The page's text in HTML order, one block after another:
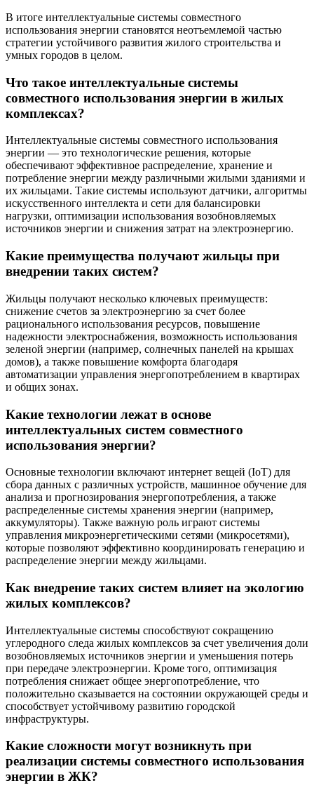
В итоге интеллектуальные системы совместного
использования энергии становятся неотъемлемой частью
стратегии устойчивого развития жилого строительства и
умных городов в целом.
Что такое интеллектуальные системы
совместного использования энергии в жилых
комплексах?
Интеллектуальные системы совместного использования
энергии — это технологические решения, которые
обеспечивают эффективное распределение, хранение и
потребление энергии между различными жилыми зданиями и
их жильцами. Такие системы используют датчики, алгоритмы
искусственного интеллекта и сети для балансировки
нагрузки, оптимизации использования возобновляемых
источников энергии и снижения затрат на электроэнергию.
Какие преимущества получают жильцы при
внедрении таких систем?
Жильцы получают несколько ключевых преимуществ:
снижение счетов за электроэнергию за счет более
рационального использования ресурсов, повышение
надежности электроснабжения, возможность использования
зеленой энергии (например, солнечных панелей на крышах
домов), а также повышение комфорта благодаря
автоматизации управления энергопотреблением в квартирах
и общих зонах.
Какие технологии лежат в основе
интеллектуальных систем совместного
использования энергии?
Основные технологии включают интернет вещей (IoT) для
сбора данных с различных устройств, машинное обучение для
анализа и прогнозирования энергопотребления, а также
распределенные системы хранения энергии (например,
аккумуляторы). Также важную роль играют системы
управления микроэнергетическими сетями (микросетями),
которые позволяют эффективно координировать генерацию и
распределение энергии между жильцами.
Как внедрение таких систем влияет на экологию
жилых комплексов?
Интеллектуальные системы способствуют сокращению
углеродного следа жилых комплексов за счет увеличения доли
возобновляемых источников энергии и уменьшения потерь
при передаче электроэнергии. Кроме того, оптимизация
потребления снижает общее энергопотребление, что
положительно сказывается на состоянии окружающей среды и
способствует устойчивому развитию городской
инфраструктуры.
Какие сложности могут возникнуть при
реализации системы совместного использования
энергии в ЖК?